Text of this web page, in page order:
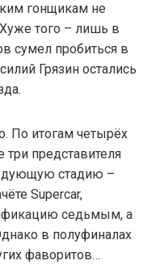
гонщикам не
того – лишь в
сумел пробиться в
Грязин остались
По итогам четырёх
представителя
стадию –
Supercar,
седьмым, а
в полуфиналах
фаворитов…